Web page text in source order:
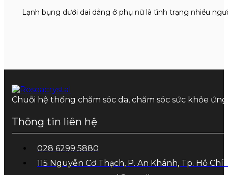
Lạnh bụng dưới dai dẳng ở phụ nữ là tình trạng nhiều
Chuỗi hệ thống chăm sóc da, chăm sóc sức khỏe
Thông tin liên hệ
028 6299 5880
115 Nguyễn Cơ Thạch, P. An Khánh, Tp. Hồ Chí